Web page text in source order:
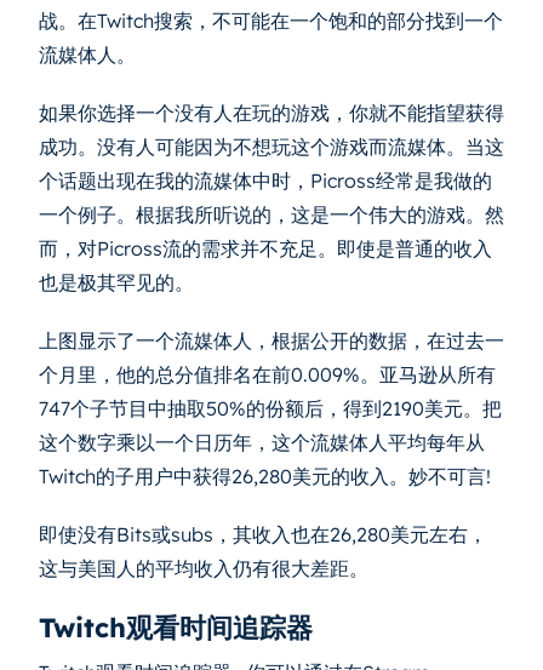
战。在Twitch搜索，不可能在一个饱和的部分找到一个
流媒体人。
如果你选择一个没有人在玩的游戏，你就不能指望获得
成功。没有人可能因为不想玩这个游戏而流媒体。当这
个话题出现在我的流媒体中时，Picross经常是我做的
一个例子。根据我所听说的，这是一个伟大的游戏。然
而，对Picross流的需求并不充足。即使是普通的收入
也是极其罕见的。
上图显示了一个流媒体人，根据公开的数据，在过去一
个月里，他的总分值排名在前0.009%。亚马逊从所有
747个子节目中抽取50%的份额后，得到2190美元。把
这个数字乘以一个日历年，这个流媒体人平均每年从
Twitch的子用户中获得26,280美元的收入。妙不可言!
即使没有Bits或subs，其收入也在26,280美元左右，
这与美国人的平均收入仍有很大差距。
Twitch观看时间追踪器